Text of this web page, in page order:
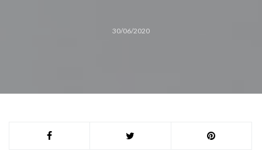
30/06/2020